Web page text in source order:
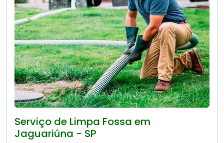
Serviço de Limpa Fossa em
Jaguariúna - SP